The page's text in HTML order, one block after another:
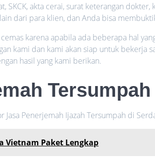
SKCK, akta cerai, surat keterangan dokter,
dari para klien, dan Anda bisa
karena apabila ada beberapa hal
kami dan kami akan siap untuk bekerja
hasil yang kami berikan.
Tersumpah
Jasa Penerjemah Ijazah Tersumpah di
Vietnam Paket Lengkap